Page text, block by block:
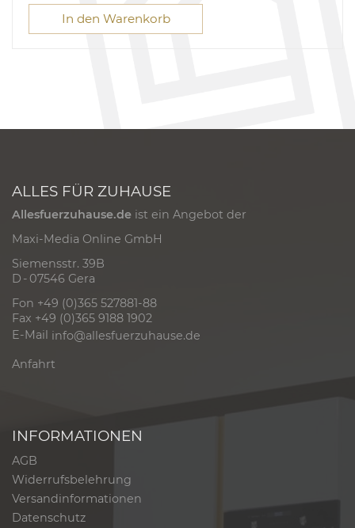
In den Warenkorb
ALLES FÜR ZUHAUSE
Allesfuerzuhause.de ist ein Angebot der
Maxi-Media Online GmbH
Siemensstr. 39B
D - 07546 Gera
Fon +49 (0)365 527881-88
Fax +49 (0)365 9188 1902
E-Mail info@allesfuerzuhause.de
Anfahrt
INFORMATIONEN
AGB
Widerrufsbelehrung
Versandinformationen
Datenschutz